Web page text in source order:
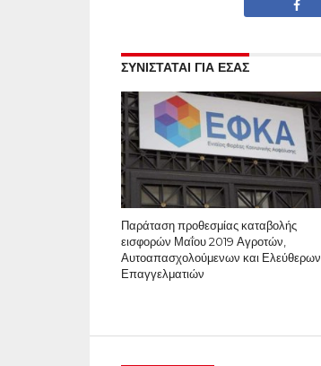
ΣΥΝΙΣΤΑΤΑΙ ΓΙΑ ΕΣΑΣ
Παράταση προθεσμίας καταβολής
εισφορών Μαΐου 2019 Αγροτών,
Αυτοαπασχολούμενων και Ελεύθερων
Επαγγελματιών